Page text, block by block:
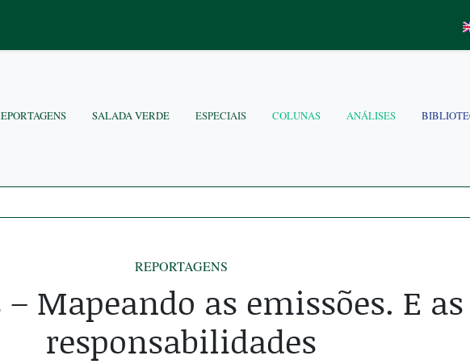
SALADA VERDE ESPECIAIS COLUNAS ANÁLISES
REPORTAGENS
– Mapeando as emissões. E as
responsabilidades